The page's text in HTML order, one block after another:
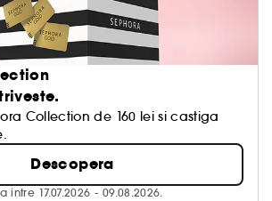
Collection de 160 lei si castiga
Descopera
17.07.2026 - 09.08.2026.